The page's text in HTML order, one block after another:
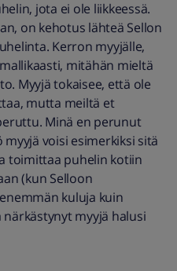
jota ei ole liikkeessä.
on kehotus lähteä Sellon
Kerron myyjälle,
mitähän mieltä
Myyjä tokaisee, että ole
mutta meiltä et
Minä en perunut
voisi esimerkiksi sitä
toimittaa puhelin kotiin
(kun Selloon
kuluja kuin
myyjä halusi